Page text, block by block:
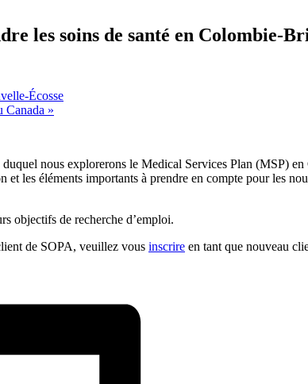
les soins de santé en Colombie-
Écosse
Canada »
nous explorerons le Medical Services Plan (MSP)
les éléments importants à prendre en compte pour les
objectifs de recherche d’emploi.
de SOPA, veuillez vous inscrire en tant que nouveau